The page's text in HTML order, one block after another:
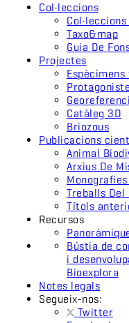
Col·leccions
Taxo&map
Guia De
Projectes
Catàleg 3D
Briozous
Publicacions
Animal
Arxius De
Treballs Del
Títols
Recursos
Bústia de
i
Bioexplora
Notes legals
Segueix-nos:
Twitter